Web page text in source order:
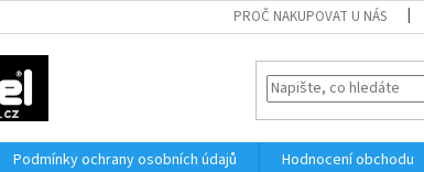
PROČ NAKUPOVAT U NÁS
Podmínky ochrany osobních údajů Hodnocení obchodu